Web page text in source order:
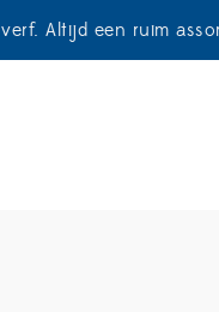
Altijd een ruim